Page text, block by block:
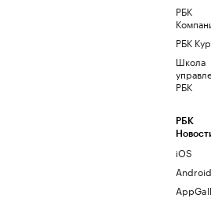
РБК
РБК
Школа
РБК
РБК
iOS
Android